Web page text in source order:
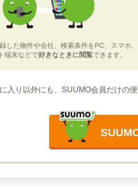
した物件や会社、検索条件をPC、スマホ、
端末などで好きなときに閲覧できます。
入り以外にも、SUUMO会員だけの